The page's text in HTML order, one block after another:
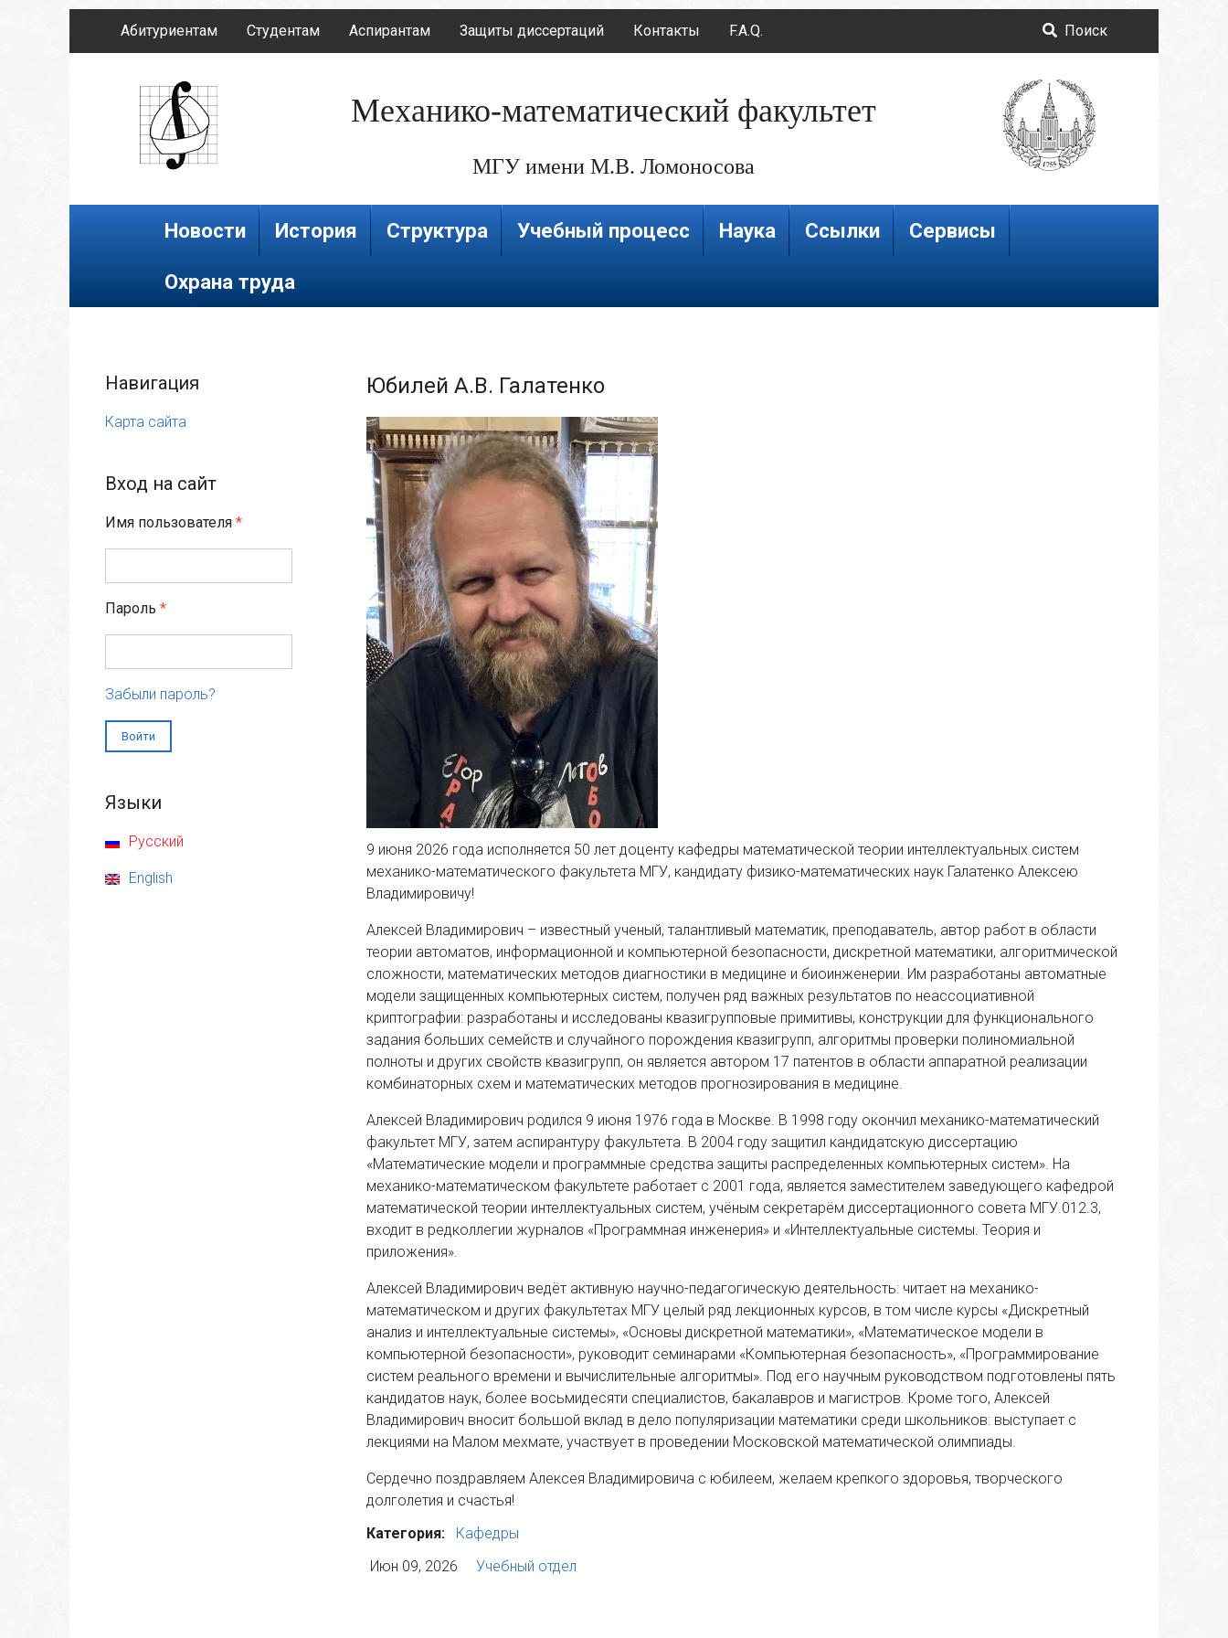
Абитуриентам Студентам Аспирантам Защиты диссертаций Контакты F.A.Q. Поиск
Механико-математический факультет
МГУ имени М.В. Ломоносова
Новости История Структура Учебный процесс Наука Ссылки Сервисы
Охрана труда
Навигация
Карта сайта
Вход на сайт
Имя пользователя*
Пароль*
Забыли пароль?
Языки
Русский
English
Юбилей А.В. Галатенко
9 июня 2026 года исполняется 50 лет доценту кафедры математической теории интеллектуальных систем
механико-математического факультета МГУ, кандидату физико-математических наук Галатенко Алексею
Владимировичу!
Алексей Владимирович – известный ученый, талантливый математик, преподаватель, автор работ в области
теории автоматов, информационной и компьютерной безопасности, дискретной математики, алгоритмической
сложности, математических методов диагностики в медицине и биоинженерии. Им разработаны автоматные
модели защищенных компьютерных систем, получен ряд важных результатов по неассоциативной
криптографии: разработаны и исследованы квазигрупповые примитивы, конструкции для функционального
задания больших семейств и случайного порождения квазигрупп, алгоритмы проверки полиномиальной
полноты и других свойств квазигрупп, он является автором 17 патентов в области аппаратной реализации
комбинаторных схем и математических методов прогнозирования в медицине.
Алексей Владимирович родился 9 июня 1976 года в Москве. В 1998 году окончил механико-математический
факультет МГУ, затем аспирантуру факультета. В 2004 году защитил кандидатскую диссертацию
«Математические модели и программные средства защиты распределенных компьютерных систем». На
механико-математическом факультете работает с 2001 года, является заместителем заведующего кафедрой
математической теории интеллектуальных систем, учёным секретарём диссертационного совета МГУ.012.3,
входит в редколлегии журналов «Программная инженерия» и «Интеллектуальные системы. Теория и
приложения».
Алексей Владимирович ведёт активную научно-педагогическую деятельность: читает на механико-
математическом и других факультетах МГУ целый ряд лекционных курсов, в том числе курсы «Дискретный
анализ и интеллектуальные системы», «Основы дискретной математики», «Математическое модели в
компьютерной безопасности», руководит семинарами «Компьютерная безопасность», «Программирование
систем реального времени и вычислительные алгоритмы». Под его научным руководством подготовлены пять
кандидатов наук, более восьмидесяти специалистов, бакалавров и магистров. Кроме того, Алексей
Владимирович вносит большой вклад в дело популяризации математики среди школьников: выступает с
лекциями на Малом мехмате, участвует в проведении Московской математической олимпиады.
Сердечно поздравляем Алексея Владимировича с юбилеем, желаем крепкого здоровья, творческого
долголетия и счастья!
Категория:
Кафедры
Июн 09, 2026
Учебный отдел